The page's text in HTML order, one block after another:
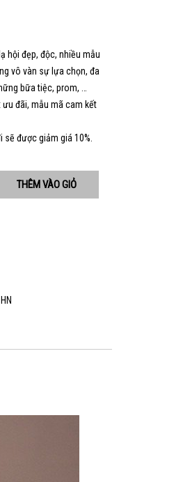
hội đẹp, độc, nhiều mẫu
vô vàn sự lựa chọn, đa
bữa tiệc, prom, …
đãi, mẫu mã cam kết
được giảm giá 10%.